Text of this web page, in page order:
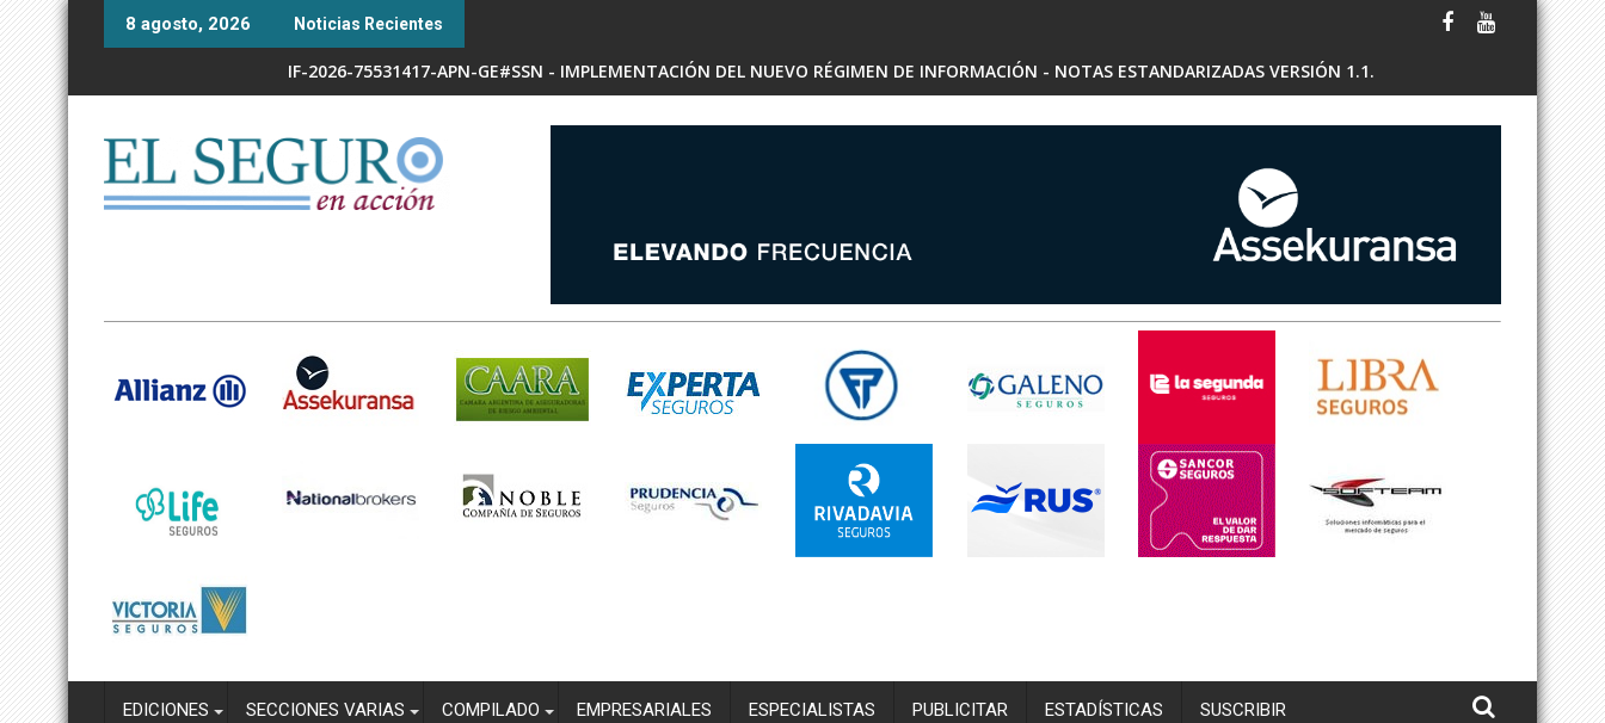
Skip
8 agosto, 2026 Noticias Recientes
IF-2026-75531417-APN-GE#SSN - IMPLEMENTACIÓN DEL NUEVO RÉGIMEN DE INFORMACIÓN - NOTAS ESTANDARIZADAS VERSIÓN 1.1.
EDICIONES SECCIONES VARIAS COMPILADO EMPRESARIALES ESPECIALISTAS PUBLICITAR ESTADÍSTICAS SUSCRIBIR